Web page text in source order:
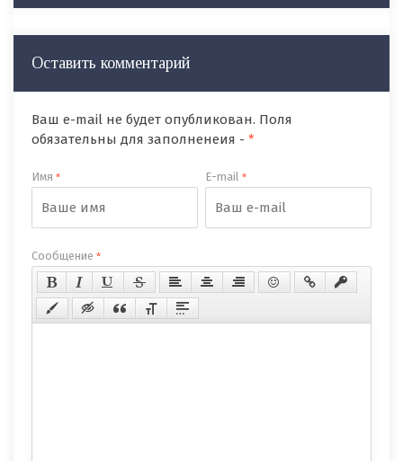
Оставить комментарий
Ваш e-mail не будет опубликован. Поля
обязательны для заполненеия - *
Имя * E-mail*
Сообщение *